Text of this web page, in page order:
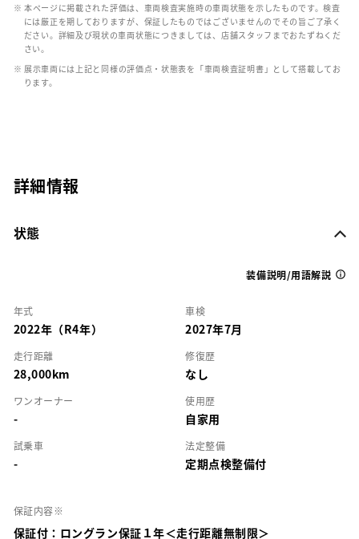
※ 本ページに掲載された評価は、車両検査実施時の車両状態を示したものです。検査
には厳正を期しておりますが、保証したものではございませんのでその旨ご了承く
ださい。詳細及び現状の車両状態につきましては、店舗スタッフまでおたずねくだ
さい。
※ 展示車両には上記と同様の評価点・状態表を「車両検査証明書」として搭載してお
ります。
詳細情報
状態
装備説明/用語解説
年式
2022年（R4年）
車検
2027年7月
走行距離
28,000km
修復歴
なし
ワンオーナー
-
使用歴
自家用
試乗車
-
法定整備
定期点検整備付
保証内容※
保証付：ロングラン保証１年＜走行距離無制限＞